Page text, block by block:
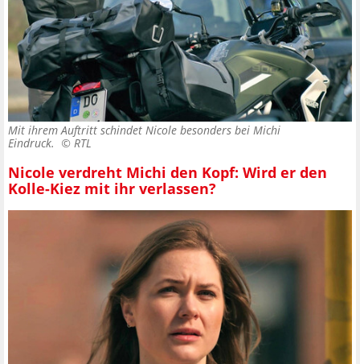
Mit ihrem Auftritt schindet Nicole besonders bei Michi
Eindruck. © RTL
Nicole verdreht Michi den Kopf: Wird er den
Kolle-Kiez mit ihr verlassen?